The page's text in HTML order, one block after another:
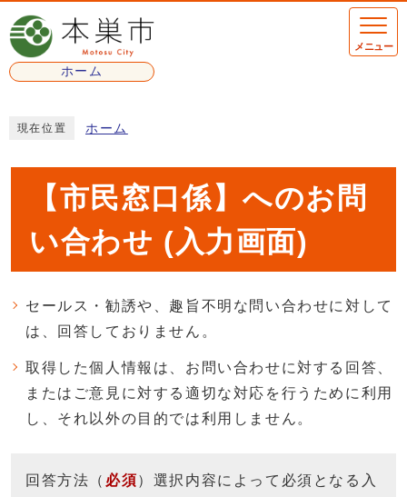
ページの先頭です
ホーム
メニュー
現在位置 ホーム
【市民窓口係】へのお問
い合わせ (入力画面)
セールス・勧誘や、趣旨不明な問い合わせに対して
は、回答しておりません。
取得した個人情報は、お問い合わせに対する回答、
またはご意見に対する適切な対応を行うために利用
し、それ以外の目的では利用しません。
回答方法 （ 必須）選択内容によって必須となる入